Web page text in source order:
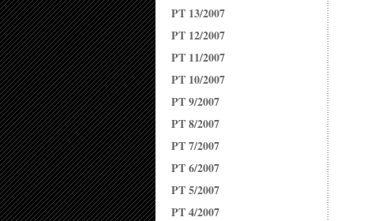
PT 13/2007
PT 12/2007
PT 11/2007
PT 10/2007
PT 9/2007
PT 8/2007
PT 7/2007
PT 6/2007
PT 5/2007
PT 4/2007